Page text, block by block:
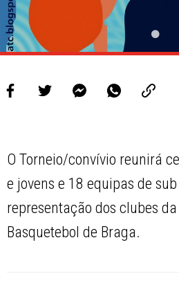
O Torneio/convívio reunirá
e jovens e 18 equipas de
representação dos clubes
Basquetebol de Braga.